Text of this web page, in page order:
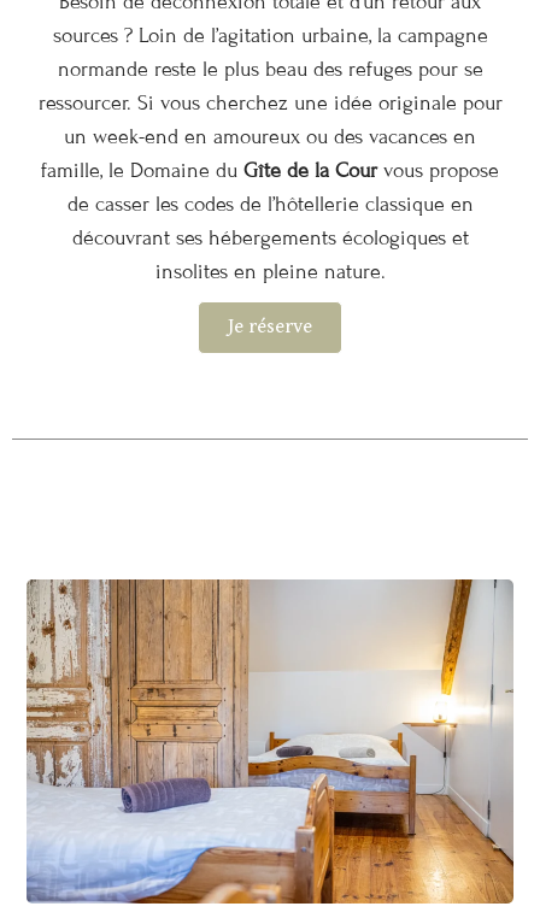
sources ? Loin de l’agitation urbaine, la campagne
normande reste le plus beau des refuges pour se
ressourcer. Si vous cherchez une idée originale pour
un week-end en amoureux ou des vacances en
famille, le Domaine du Gîte de la Courvous propose
de casser les codes de l’hôtellerie classique en
découvrant ses hébergements écologiques et
insolites en pleine nature.
Je réserve